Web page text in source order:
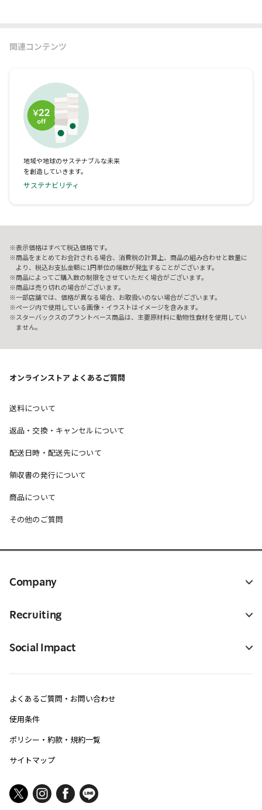
関連コンテンツ
地域や地球のサステナブルな未来
を創造していきます。
サステナビリティ
表示価格はすべて税込価格です。
商品をまとめてお会計される場合、消費税の計算上、商品の組み合わせと数量に
より、税込お支払金額に1円単位の端数が発生することがございます。
商品によってご購入数の制限をさせていただく場合がございます。
商品は売り切れの場合がございます。
一部店舗では、価格が異なる場合、お取扱いのない場合がございます。
ページ内で使用している画像・イラストはイメージを含みます。
スターバックスのプラントベース商品は、主要原材料に動物性食材を使用してい
ません。
オンラインストア よくあるご質問
送料について
返品・交換・キャンセルについて
配送日時・配送先について
領収書の発行について
商品について
その他のご質問
Company
Recruiting
Social Impact
よくあるご質問・お問い合わせ
使用条件
ポリシー・約款・規約一覧
サイトマップ